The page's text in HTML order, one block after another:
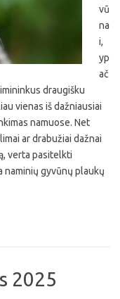
vū
na
i,
yp
ač
draugišku
vienas iš dažniausiai
namuose. Net
ar drabužiai dažnai
verta pasitelkti
naminių gyvūnų plaukų
2025